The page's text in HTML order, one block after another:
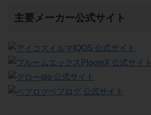
主要メーカー公式サイト
IQOS 公式サイト
PloomX 公式サイト
glo 公式サイト
ベプログ 公式サイト